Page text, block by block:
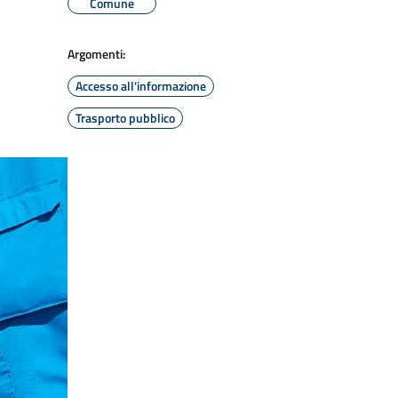
Argomenti:
Accesso all'informazione
Trasporto pubblico